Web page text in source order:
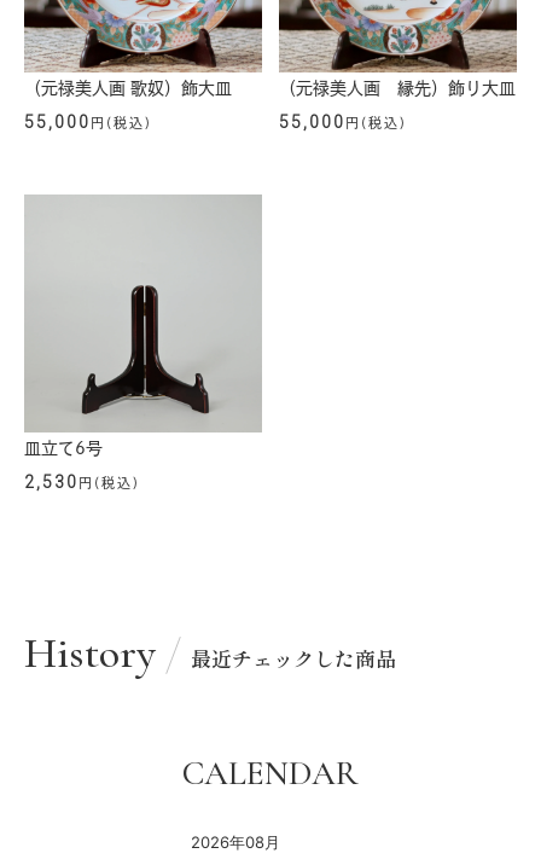
（元禄美人画 歌奴）飾大皿
55,000 円(税込)
（元禄美人画 縁先）飾り大皿
55,000 円(税込)
皿立て6号
2,530 円(税込)
History 最近チェックした商品
CALENDAR